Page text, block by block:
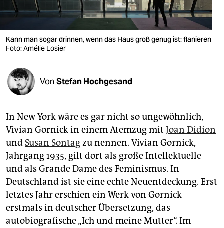
wahrheit
verlag
verlag
veranstaltungen
shop
unterstützen
abo
genossenschaft
epaper login
Kann man sogar drinnen, wenn das Haus groß genug ist: flanieren
Foto: Amélie Losier
Von Stefan Hochgesand
In New York wäre es gar nicht so ungewöhnlich,
Vivian Gornick in einem Atemzug mit Joan Didion
und Susan Sontagzu nennen. Vivian Gornick,
Jahrgang 1935, gilt dort als große Intellektuelle
und als Grande Dame des Feminismus. In
Deutschland ist sie eine echte Neuentdeckung. Erst
letztes Jahr erschien ein Werk von Gornick
erstmals in deutscher Übersetzung, das
autobiografische „Ich und meine Mutter“. Im